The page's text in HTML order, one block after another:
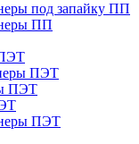
под запайку ПП
ПП
ПЭТ
ПЭТ
ПЭТ